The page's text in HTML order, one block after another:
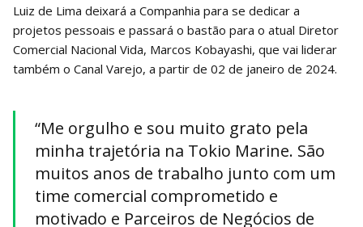
Luiz de Lima deixará a Companhia para se dedicar a
projetos pessoais e passará o bastão para o atual Diretor
Comercial Nacional Vida, Marcos Kobayashi, que vai liderar
também o Canal Varejo, a partir de 02 de janeiro de 2024.
“Me orgulho e sou muito grato pela
minha trajetória na Tokio Marine. São
muitos anos de trabalho junto com um
time comercial comprometido e
motivado e Parceiros de Negócios de